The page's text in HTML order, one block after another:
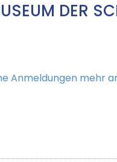
DER
Anmeldungen mehr